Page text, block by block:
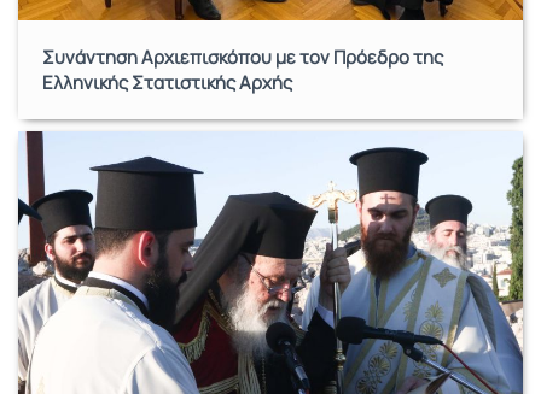
Συνάντηση Αρχιεπισκόπου με τον Πρόεδρο της
Ελληνικής Στατιστικής Αρχής